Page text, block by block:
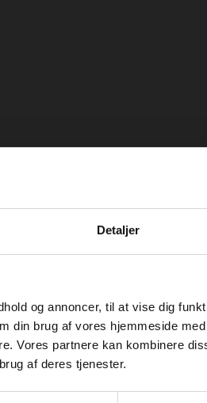
Detaljer
og annoncer, til at vise dig
din brug af vores hjemmeside
Vores partnere kan kombinere
af deres tjenester.